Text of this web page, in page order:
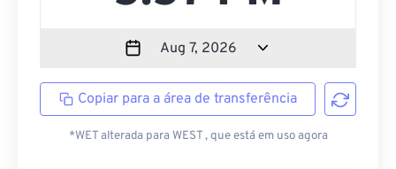
Copiar para a área de transferência
*WET alterada para WEST , que está em uso agora